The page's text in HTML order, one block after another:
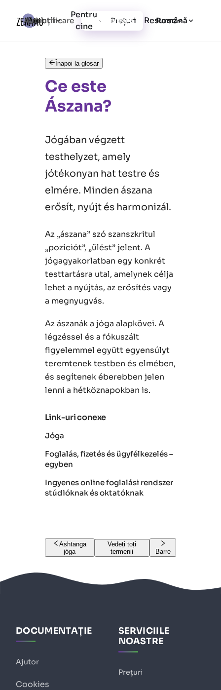
Funcții
Pentru
cine
Prețuri Resurse
Autentificare Înregistrare Română
Înapoi la glosar
Ce este
Ászana?
Jógában végzett
testhelyzet, amely
jótékonyan hat testre és
elmére. Minden ászana
erősít, nyújt és harmonizál.
Az „ászana” szó szanszkritul
„pozíciót”, „ülést” jelent. A
jógagyakorlatban egy konkrét
testtartásra utal, amelynek célja
lehet a nyújtás, az erősítés vagy
a megnyugvás.
Az ászanák a jóga alapkövei. A
légzéssel és a fókuszált
figyelemmel együtt egyensúlyt
teremtenek testben és elmében,
és segítenek éberebben jelen
lenni a hétköznapokban is.
Link-uri conexe
Jóga
Foglalás, fizetés és ügyfélkezelés –
egyben
Ingyenes online foglalási rendszer
stúdióknak és oktatóknak
Ashtanga
jóga
Vedeți toți
termenii
Barre
DOCUMENTAȚIE
Ajutor
Cookies
SERVICIILE
NOASTRE
Prețuri